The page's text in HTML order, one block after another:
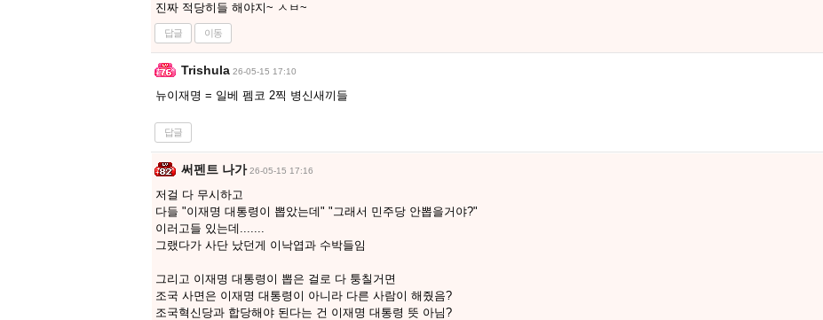
진짜 적당히들 해야지~ ㅅㅂ~
답글 이동
Trishula 26-05-15 17:10
뉴이재명 = 일베 펨코 2찍 병신새끼들
답글
써펜트 나가 26-05-15 17:16
저걸 다 무시하고
다들 "이재명 대통령이 뽑았는데" "그래서 민주당 안뽑을거야?"
이러고들 있는데.......
그랬다가 사단 났던게 이낙엽과 수박들임
그리고 이재명 대통령이 뽑은 걸로 다 퉁칠거면
조국 사면은 이재명 대통령이 아니라 다른 사람이 해줬음?
조국혁신당과 합당해야 된다는 건 이재명 대통령 뜻 아님?